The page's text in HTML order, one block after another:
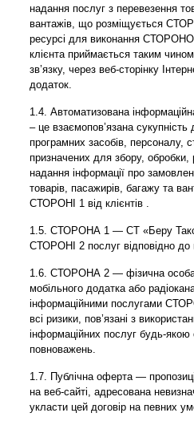
надання послуг з перевезення
вантажів, що розміщується
ресурсі для виконання
клієнта приймається таким
зв’язку, через веб-сторінку
додаток.
1.4. Автоматизована
– це взаємопов’язана
програмних засобів, персоналу,
призначених для збору, обробки,
надання інформації про
товарів, пасажирів, багажу та
СТОРОНІ 1 від клієнтів .
1.5. СТОРОНА 1 — СТ «Беру
СТОРОНІ 2 послуг відповідно до
1.6. СТОРОНА 2 — фізична
мобільного додатка або
інформаційними послугами
всі ризики, пов’язані з
інформаційних послуг будь-
повноважень.
1.7. Публічна оферта —
на веб-сайті, адресована
укласти цей договір на певних